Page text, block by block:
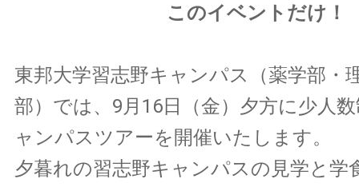
このイベントだけ！
東邦大学習志野キャンパス（薬学部・
部）では、9月16日（金）夕方に少人
ャンパスツアーを開催いたします。
夕暮れの習志野キャンパスの見学と学